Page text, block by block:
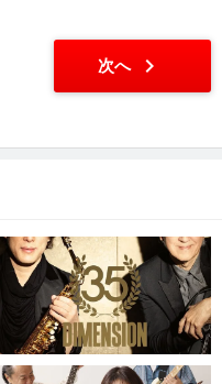
次へ chevron_right